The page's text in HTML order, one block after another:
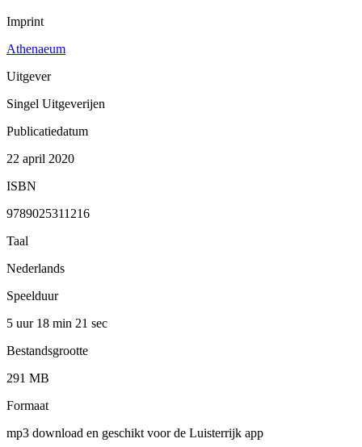
Imprint
Athenaeum
Uitgever
Singel Uitgeverijen
Publicatiedatum
22 april 2020
ISBN
9789025311216
Taal
Nederlands
Speelduur
5 uur 18 min 21 sec
Bestandsgrootte
291 MB
Formaat
mp3 download en geschikt voor de Luisterrijk app